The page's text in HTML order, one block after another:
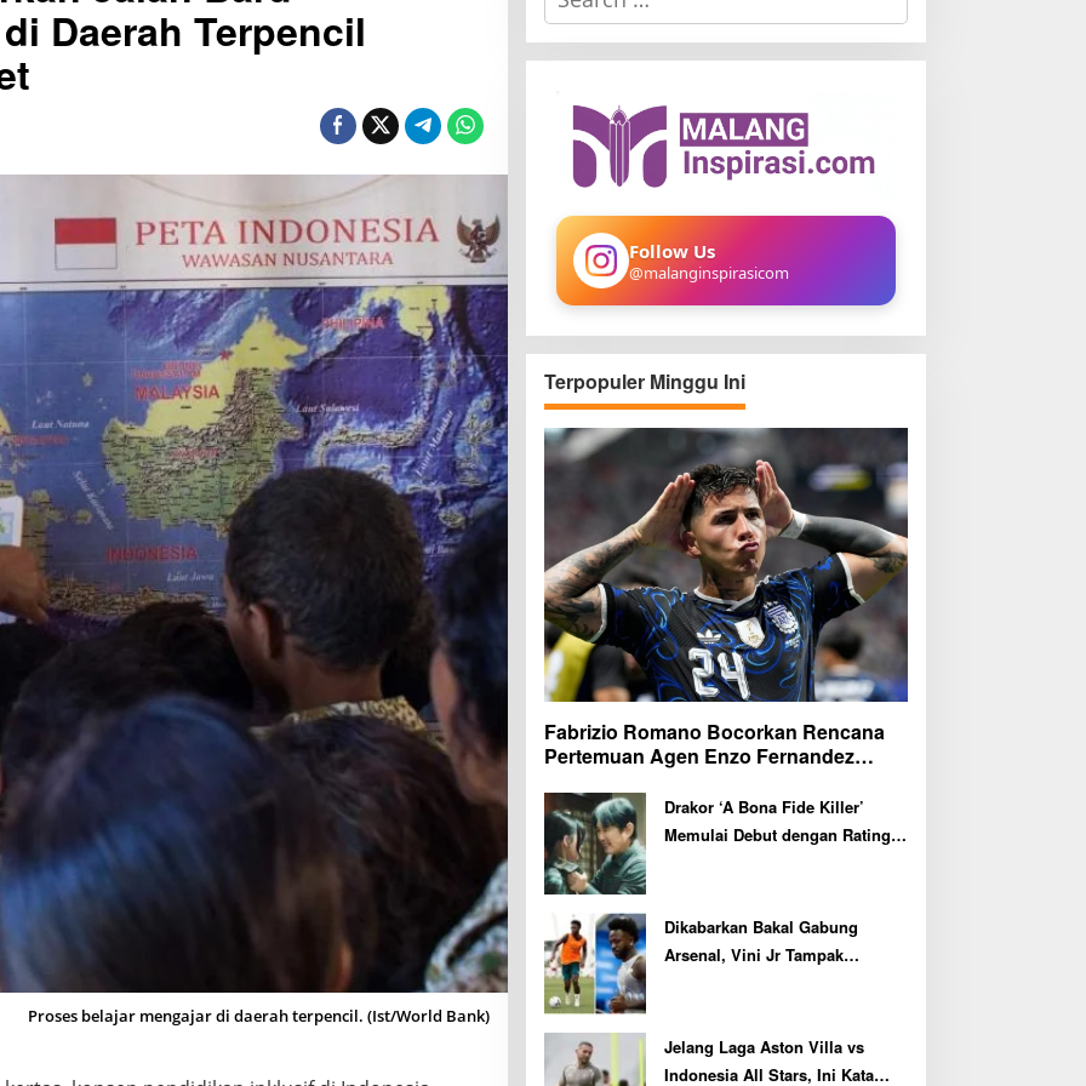
Daerah Terpencil
Proses belajar mengajar di daerah terpencil. (Ist/World Bank)
e
a
Follow Us
@malanginspirasicom
Terpopuler Minggu Ini
Fabrizio Romano Bocorkan Rencana
Pertemuan Agen Enzo Fernandez
Drakor ‘A Bona Fide Killer’
Memulai Debut dengan Rating
Dikabarkan Bakal Gabung
Arsenal, Vini Jr Tampak
Jelang Laga Aston Villa vs
Indonesia All Stars, Ini Kata